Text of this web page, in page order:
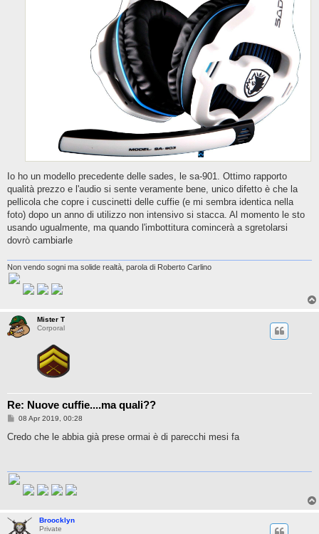
Io ho un modello precedente delle sades, le sa-901. Ottimo rapporto
qualità prezzo e l'audio si sente veramente bene, unico difetto è che la
pellicola che copre i cuscinetti delle cuffie (e mi sembra identica nella
foto) dopo un anno di utilizzo non intensivo si stacca. Al momento le sto
usando ugualmente, ma quando l'imbottitura comincerà a sgretolarsi
dovrò cambiarle
Non vendo sogni ma solide realtà, parola di Roberto Carlino
Mister T
Corporal
Re: Nuove cuffie....ma quali??
P
s
08 Apr 2019, 00:28
Credo che le abbia già prese ormai è di parecchi mesi fa
Broocklyn
Private